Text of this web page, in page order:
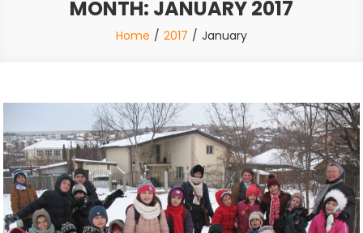
MONTH: JANUARY 2017
Home 2017 January